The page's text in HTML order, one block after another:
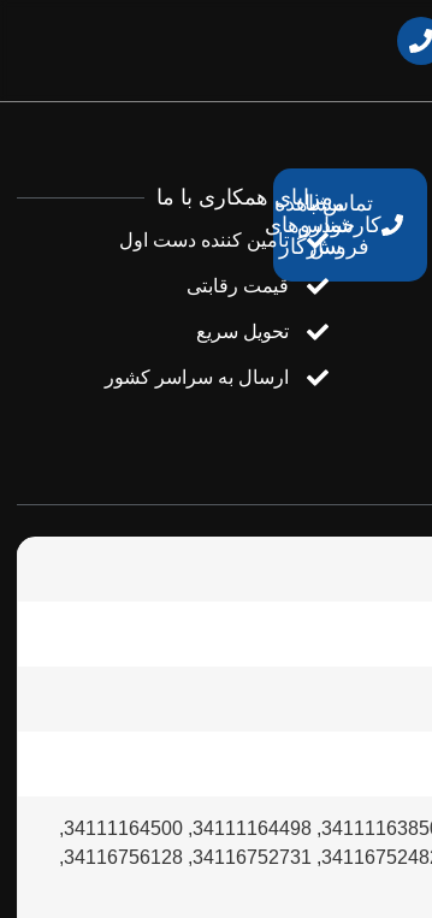
تماس با
کارشناس
فروش
مشاهده
خودروهای
سازگار
مزایای همکاری با ما
تامین کننده دست اول
قیمت رقابتی
تحویل سریع
ارسال به سراسر کشور
34111160356, 34111160357, 34111160532, 34111161437, 34111161438, 34111161445, 34111161446, 34111163850, 34111164498, 34111164500,
34111165555, 34111165557, 34112157570, 34112157571, 34112157572, 34112157616, 34114398211, 34116752482, 34116752731, 34116756128,